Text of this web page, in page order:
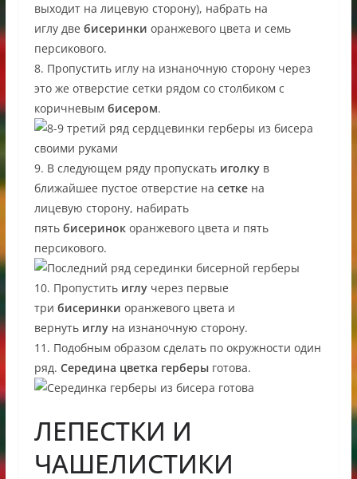
выходит на лицевую сторону), набрать на
иглу две бисеринки оранжевого цвета и семь
персикового.
8. Пропустить иглу на изнаночную сторону через
это же отверстие сетки рядом со столбиком с
коричневым бисером.
9. В следующем ряду пропускать иголкув
ближайшее пустое отверстие на сеткена
лицевую сторону, набирать
пять бисеринокоранжевого цвета и пять
персикового.
10. Пропустить иглучерез первые
три бисеринки оранжевого цвета и
вернуть иглуна изнаночную сторону.
11. Подобным образом сделать по окружности один
ряд. Середина цветка герберыготова.
ЛЕПЕСТКИ И
ЧАШЕЛИСТИКИ